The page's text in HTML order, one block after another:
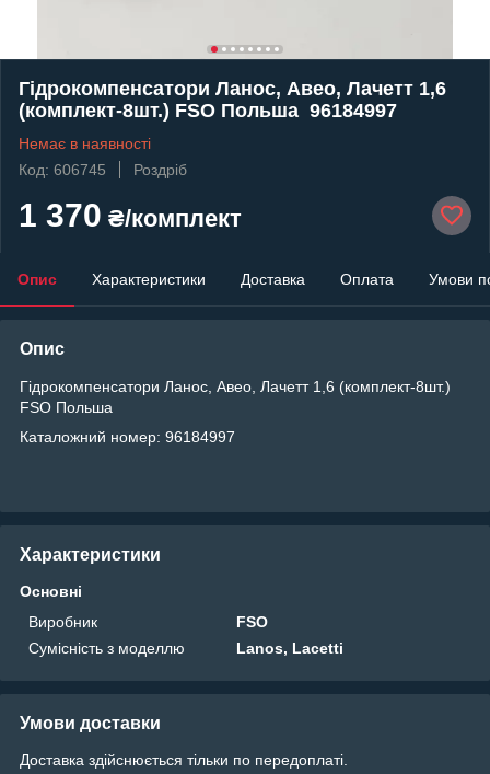
Гідрокомпенсатори Ланос, Авео, Лачетт 1,6
(комплект-8шт.) FSO Польша 96184997
Немає в наявності
Код: 606745
Роздріб
1 370 ₴/комплект
Опис Характеристики Доставка Оплата Умови
Опис
Гідрокомпенсатори Ланос, Авео, Лачетт 1,6 (комплект-8шт.)
FSO Польша
Каталожний номер: 96184997
Характеристики
Основні
Виробник
FSO
Сумісність з моделлю
Lanos, Lacetti
Умови доставки
Доставка здійснюється тільки по передоплаті.